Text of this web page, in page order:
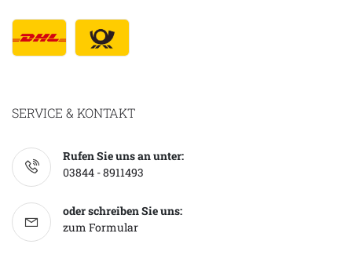
SERVICE & KONTAKT
Rufen Sie uns an unter:
03844 - 8911493
oder schreiben Sie uns:
zum Formular